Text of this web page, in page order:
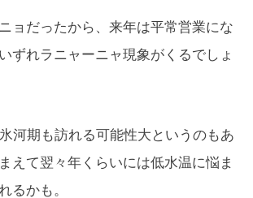
ョだったから、来年は平常営業にな
ずれラニャーニャ現象がくるでしょ
河期も訪れる可能性大というのもあ
えて翌々年くらいには低水温に悩ま
るかも。